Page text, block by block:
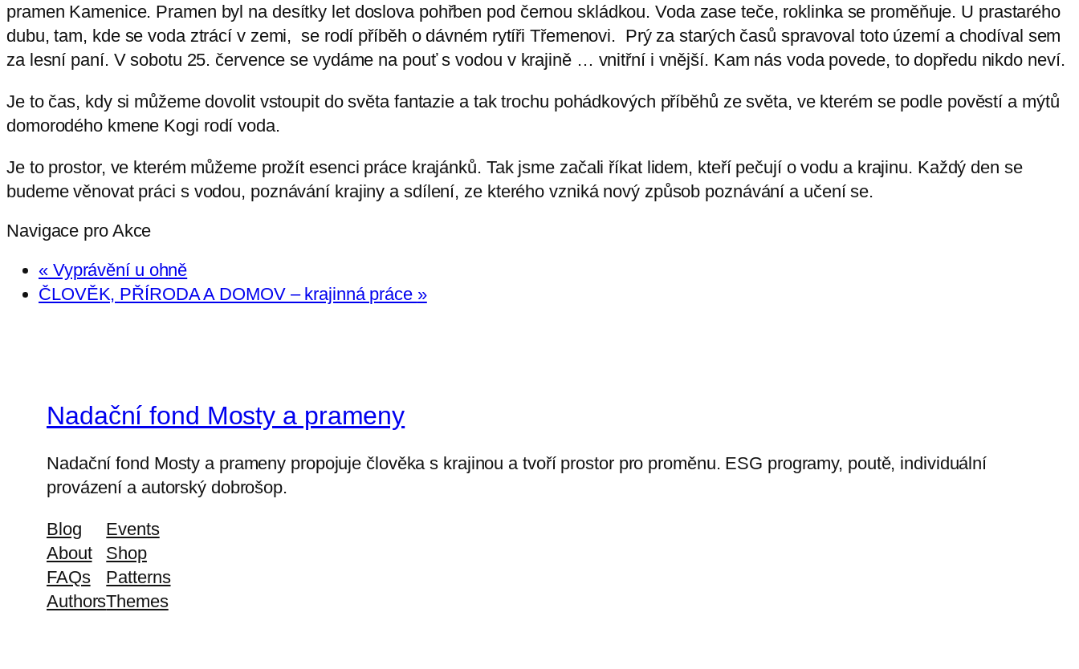
pramen Kamenice. Pramen byl na desítky let doslova pohřben pod černou skládkou. Voda zase teče, roklinka se proměňuje. U prastarého
dubu, tam, kde se voda ztrácí v zemi, se rodí příběh o dávném rytíři Třemenovi. Prý za starých časů spravoval toto území a chodíval sem
za lesní paní. V sobotu 25. července se vydáme na pouť s vodou v krajině … vnitřní i vnější. Kam nás voda povede, to dopředu nikdo neví.
Je to čas, kdy si můžeme dovolit vstoupit do světa fantazie a tak trochu pohádkových příběhů ze světa, ve kterém se podle pověstí a mýtů
domorodého kmene Kogi rodí voda.
Je to prostor, ve kterém můžeme prožít esenci práce krajánků. Tak jsme začali říkat lidem, kteří pečují o vodu a krajinu. Každý den se
budeme věnovat práci s vodou, poznávání krajiny a sdílení, ze kterého vzniká nový způsob poznávání a učení se.
Navigace pro Akce
«Vyprávění u ohně
ČLOVĚK, PŘÍRODA A DOMOV – krajinná práce »
Nadační fond Mosty a prameny
Nadační fond Mosty a prameny propojuje člověka s krajinou a tvoří prostor pro proměnu. ESG programy, poutě, individuální
provázení a autorský dobrošop.
Blog
About
FAQs
Authors
Events
Shop
Patterns
Themes